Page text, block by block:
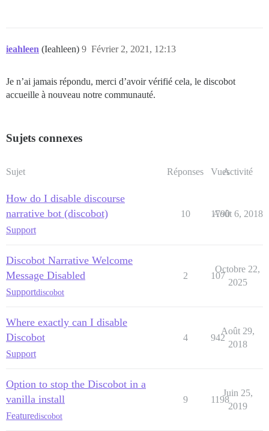
ieahleen (Ieahleen) Février 2, 2021, 12:13
9
Je n’ai jamais répondu, merci d’avoir vérifié cela, le discobot
accueille à nouveau notre communauté.
Sujets connexes
Sujet Réponses VuesActivité
How do I disable discourse
narrative bot (discobot)
Support
10 1790
Août 6, 2018
Discobot Narrative Welcome
Message Disabled
Supportdiscobot
2 107
Octobre 22,
2025
Where exactly can I disable
Discobot
Support
4 942
Août 29,
2018
Option to stop the Discobot in a
vanilla install
Featurediscobot
9 1198
Juin 25,
2019